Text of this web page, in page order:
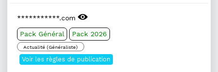
***********.com
Pack Général Pack 2026
Actualité (Généraliste)
Voir les règles de publication